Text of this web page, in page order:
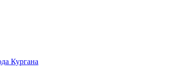
Кургана